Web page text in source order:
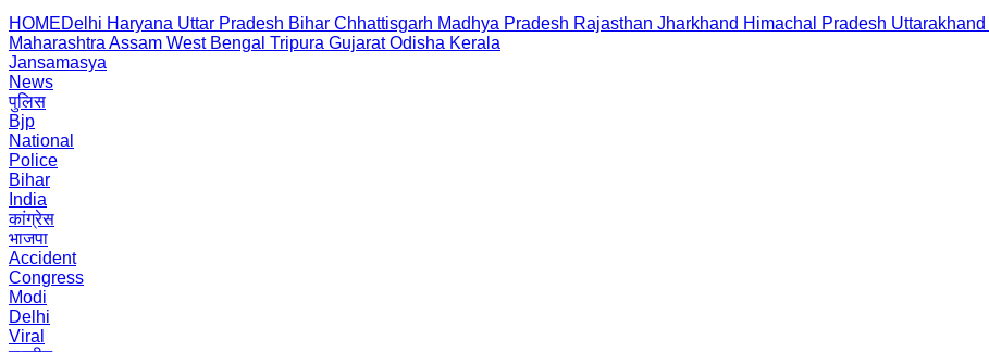
HOMEDelhi Haryana Uttar Pradesh Bihar Chhattisgarh Madhya Pradesh Rajasthan Jharkhand Himachal Pradesh Uttarakhand
Maharashtra Assam West Bengal Tripura Gujarat Odisha Kerala
Jansamasya
News
पुलिस
Bjp
National
Police
Bihar
India
कांग्रेस
भाजपा
Accident
Congress
Modi
Delhi
Viral